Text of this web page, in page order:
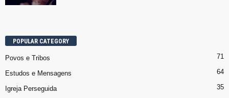
POPULAR CATEGORY
Povos e Tribos 71
Estudos e Mensagens 64
Igreja Perseguida 35